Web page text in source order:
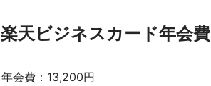
楽天ビジネスカード年会費
年会費：13,200円